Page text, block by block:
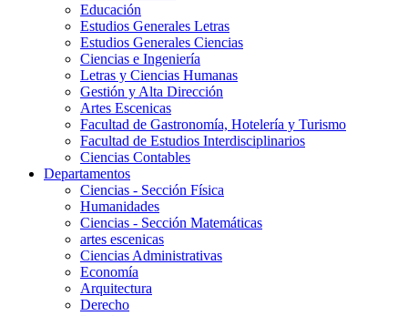
Educación
Estudios Generales Letras
Estudios Generales Ciencias
Ciencias e Ingeniería
Letras y Ciencias Humanas
Gestión y Alta Dirección
Artes Escenicas
Facultad de Gastronomía, Hotelería y Turismo
Facultad de Estudios Interdisciplinarios
Ciencias Contables
Departamentos
Ciencias - Sección Física
Humanidades
Ciencias - Sección Matemáticas
artes escenicas
Ciencias Administrativas
Economía
Arquitectura
Derecho